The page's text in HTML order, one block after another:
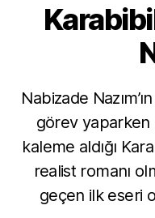
Nabizade
görev yaparken
kaleme aldığı
realist romanı
geçen ilk eseri